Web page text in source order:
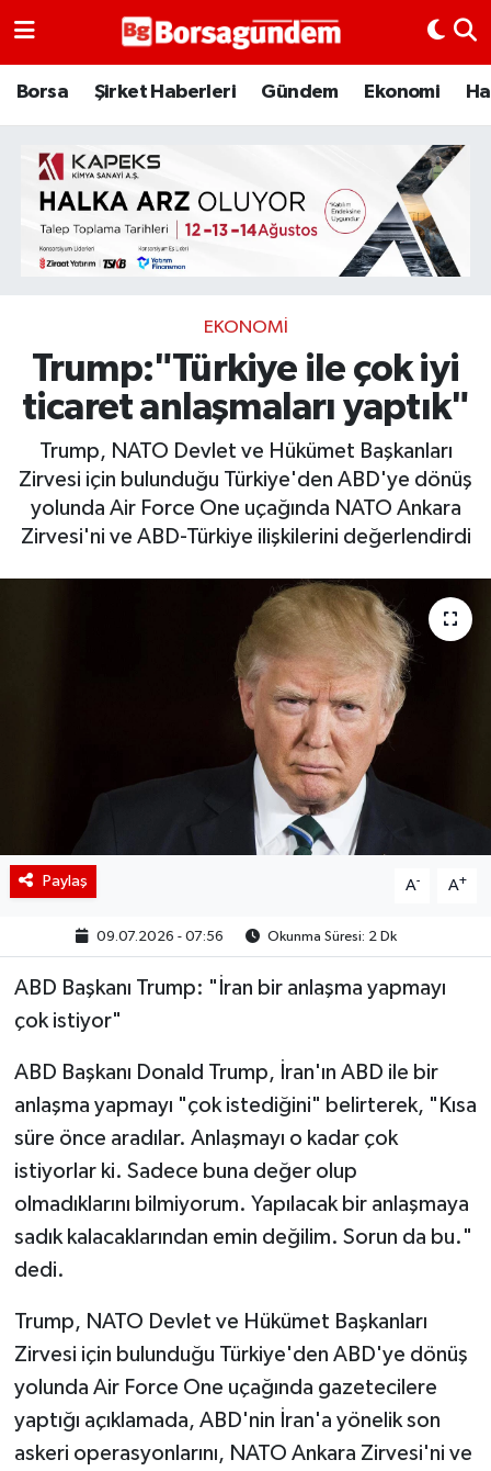
Borsa Şirket Haberleri Gündem Ekonomi
EKONOMI
Trump:"Türkiye ile çok iyi
ticaret anlaşmaları yaptık"
Trump, NATO Devlet ve Hükümet Başkanları
Zirvesi için bulunduğu Türkiye'den ABD'ye dönüş
yolunda Air Force One uçağında NATO Ankara
Zirvesi'ni ve ABD-Türkiye ilişkilerini değerlendirdi
Paylaş A- A+
09.07.2026 - 07:56 Okunma Süresi: 2 Dk
ABD Başkanı Trump: "İran bir anlaşma yapmayı
çok istiyor"
ABD Başkanı Donald Trump, İran'ın ABD ile bir
anlaşma yapmayı "çok istediğini" belirterek, "Kısa
süre önce aradılar. Anlaşmayı o kadar çok
istiyorlar ki. Sadece buna değer olup
olmadıklarını bilmiyorum. Yapılacak bir anlaşmaya
sadık kalacaklarından emin değilim. Sorun da bu."
dedi.
Trump, NATO Devlet ve Hükümet Başkanları
Zirvesi için bulunduğu Türkiye'den ABD'ye dönüş
yolunda Air Force One uçağında gazetecilere
yaptığı açıklamada, ABD'nin İran'a yönelik son
askeri operasyonlarını, NATO Ankara Zirvesi'ni ve
Borsa
Emtia
Galeri
Bitcoin
Şirket Haberleri
Borsa Gundem
BIST 100 Isı Haritası
Kiripto Para Piyasası
Hakkımızda
İletişim